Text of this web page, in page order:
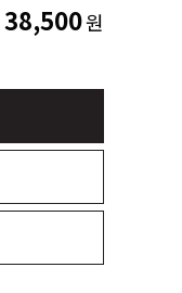
38,500원